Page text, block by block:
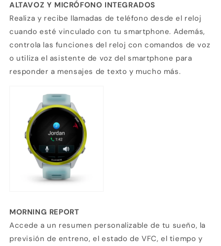
ALTAVOZ Y MICRÓFONO INTEGRADOS
Realiza y recibe llamadas de teléfono desde el reloj
cuando esté vinculado con tu smartphone. Además,
controla las funciones del reloj con comandos de voz
o utiliza el asistente de voz del smartphone para
responder a mensajes de texto y mucho más.
MORNING REPORT
Accede a un resumen personalizable de tu sueño, la
previsión de entreno, el estado de VFC, el tiempo y